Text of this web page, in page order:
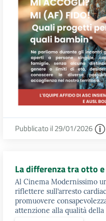
Pubblicato il 29/01/2026
La differenza tra otto
Al Cinema Modernissimo
riflettere sull’arresto
promuovere
attenzione alla qualità della